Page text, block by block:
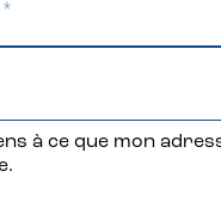
à ce que mon